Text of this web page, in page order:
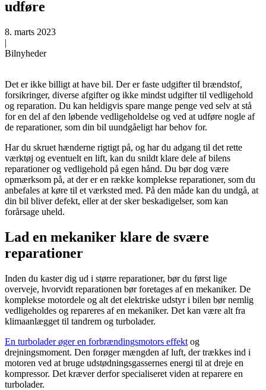
udføre
8. marts 2023
|
Bilnyheder
Det er ikke billigt at have bil. Der er faste udgifter til brændstof,
forsikringer, diverse afgifter og ikke mindst udgifter til vedligehold
og reparation. Du kan heldigvis spare mange penge ved selv at stå
for en del af den løbende vedligeholdelse og ved at udføre nogle af
de reparationer, som din bil uundgåeligt har behov for.
Har du skruet hænderne rigtigt på, og har du adgang til det rette
værktøj og eventuelt en lift, kan du snildt klare dele af bilens
reparationer og vedligehold på egen hånd. Du bør dog være
opmærksom på, at der er en række komplekse reparationer, som du
anbefales at køre til et værksted med. På den måde kan du undgå, at
din bil bliver defekt, eller at der sker beskadigelser, som kan
forårsage uheld.
Lad en mekaniker klare de svære
reparationer
Inden du kaster dig ud i større reparationer, bør du først lige
overveje, hvorvidt reparationen bør foretages af en mekaniker. De
komplekse motordele og alt det elektriske udstyr i bilen bør nemlig
vedligeholdes og repareres af en mekaniker. Det kan være alt fra
klimaanlægget til tandrem og turbolader.
En turbolader øger en forbrændingsmotors effekt og
drejningsmoment. Den forøger mængden af ​​luft, der trækkes ind i
motoren ved at bruge udstødningsgassernes energi til at dreje en
kompressor. Det kræver derfor specialiseret viden at reparere en
turbolader.